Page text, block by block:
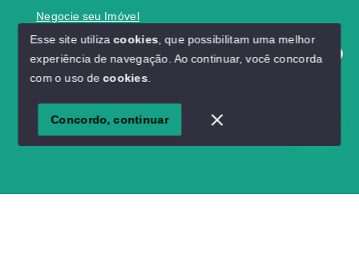
Olá! Estamos disponíveis para te ajudar.
Negocie seu Imóvel
© Copyright 2026 - Kelson Imóveis - Todos os direitos
SITE PARA IMOBILIARIA
Esse site utilizacookies , que possibilitam uma melhor
experiência de navegação. Ao continuar, você concorda
com o uso decookies
Concordo, continuar